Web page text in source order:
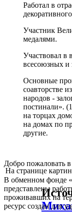
Работал в
Участник
медалями.
Участвовал в
всесоюзных и
Основные
соавторстве
народов -
постинали».
на торцах
на домах по
другие.
На странице
Добро пожаловать
В обменном фонде
представлены
проживавших на
ресурс создан для